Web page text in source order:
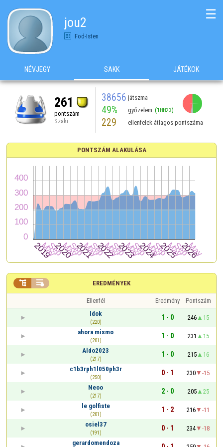
jou2
Fod-Isten
☰
NÉVJEGY SAKK JÁTÉKOK
261
pontszám
Szaki
38656 játszma
49% győzelem (18823)
229 ellenfelek átlagos pontszáma
PONTSZÁM ALAKULÁSA
EREDMÉNYEK
 
Ellenfél Eredmény
Pontszám
ldok
(220)
1 - 0 246
15
ahora mismo
(201)
1 - 0 231
15
Aldo2023
(217)
1 - 0 215
16
c1b3rph1l050ph3r
(250)
0 - 1 230
-15
Neoo
(217)
2 - 0 205
25
le golfiste
(201)
1 - 2 216
-11
osiel37
(191)
0 - 1 234
-18
gerardomendoza